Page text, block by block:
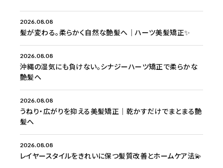
2026.08.08
髪が変わる。柔らかく自然な艶髪へ｜ハーツ美髪矯正✨
2026.08.08
沖縄の湿気にも負けない。シナジーハーツ矯正で柔らかな
艶髪へ
2026.08.08
うねり・広がりを抑える美髪矯正｜乾かすだけでまとまる艶
髪へ
2026.08.08
レイヤースタイルをきれいに保つ髪質改善とホームケア法💫